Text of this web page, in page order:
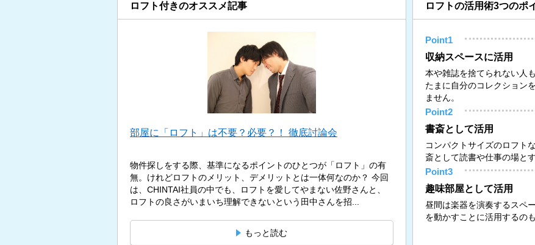
ロフト付きのオススメ記事
部屋に「ロフト」は不要？必要？！ 徹底討論会
物件探しをする際、基準になるポイントのひとつが「ロフト」の有
無。けれどロフトのメリット、デメリットとは一体何なのか？ 今回
は、CHINTAI社員の中でも、ロフトを愛してやまない佐野さんと、
ロフトの良さがいまいち理解できないという田中さんを招...
もっと読む
ロフトの活用術3つのポ
Point1
収納スペースに活用
本や雑誌を捨てられない人
たまに自分のコレクション
ません。
Point2
書斎として活用
コンパクトサイズのロフト
斎として読書や仕事の場と
Point3
趣味部屋として活用
昼間は楽器を演奏するスペ
を動かすことに活用するの